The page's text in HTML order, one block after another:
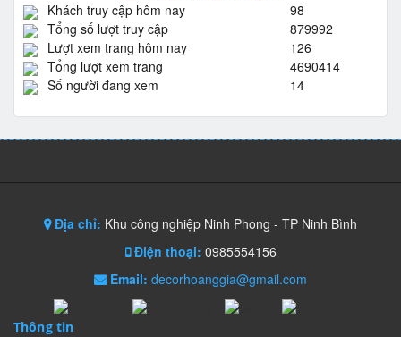
Khách truy cập hôm nay
98
Tổng số lượt truy cập
879992
Lượt xem trang hôm nay
126
Tổng lượt xem trang
4690414
Số người đang xem
14
Địa chỉ: Khu công nghiệp Ninh Phong - TP Ninh Bình
Điện thoại: 0985554156
Email: decorhoanggia@gmail.com
Thông tin